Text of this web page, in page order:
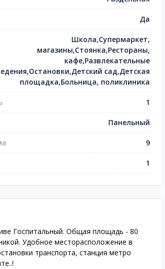
Да
Школа,Супермаркет,
магазины,Стоянка,Рестораны,
кафе,Развлекательные
сад,Детская
площадка,Больница, поликлиника
1
Панельный
9
1
Госпитальный. Общая площадь - 80
Удобное месторасположение в
транспорта, станция метро